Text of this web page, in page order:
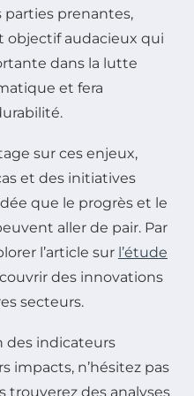
parties prenantes,
objectif audacieux qui
dans la lutte
et fera
sur ces enjeux,
et des initiatives
que le progrès et le
aller de pair. Par
l’article sur l’étude
des innovations
secteurs.
des indicateurs
impacts, n’hésitez pas
trouverez des analyses